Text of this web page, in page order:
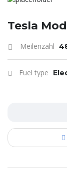
Tesla
Meilenzahl
Fuel type